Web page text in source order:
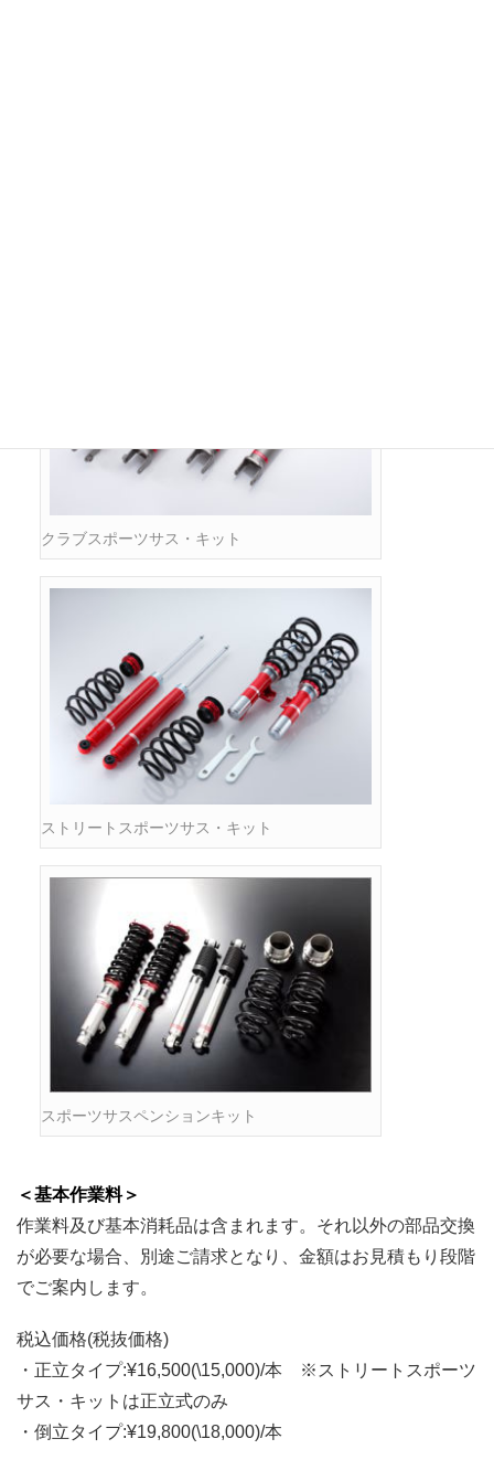
クラブスポーツサス・キット
ストリートスポーツサス・キット
スポーツサスペンションキット
＜基本作業料＞
作業料及び基本消耗品は含まれます。それ以外の部品交換
が必要な場合、別途ご請求となり、金額はお見積もり段階
でご案内します。
税込価格(税抜価格)
・正立タイプ:¥16,500(\15,000)/本 ※ストリートスポーツ
サス・キットは正立式のみ
・倒立タイプ:¥19,800(\18,000)/本